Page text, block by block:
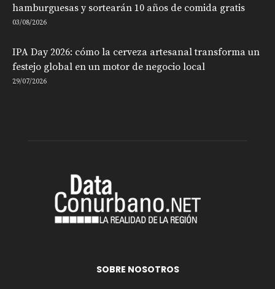
hamburguesas y sortearán 10 años de comida gratis
03/08/2026
IPA Day 2026: cómo la cerveza artesanal transforma un
festejo global en un motor de negocio local
29/07/2026
SOBRE NOSOTROS